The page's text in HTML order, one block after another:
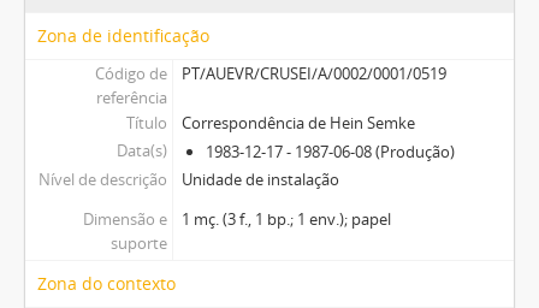
Zona de identificação
Código de
referência
PT/AUEVR/CRUSEI/A/0002/0001/0519
Título
Correspondência de Hein Semke
Data(s)
1983-12-17 - 1987-06-08 (Produção)
Nível de descrição
Unidade de instalação
Dimensão e
suporte
1 mç. (3 f., 1 bp.; 1 env.); papel
Zona do contexto